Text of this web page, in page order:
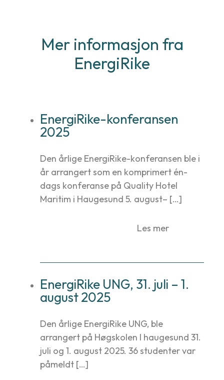
Mer informasjon fra
EnergiRike
EnergiRike-konferansen
2025
Den årlige EnergiRike-konferansen ble i
år arrangert som en komprimert én-
dags konferanse på Quality Hotel
Maritim i Haugesund 5. august– […]
Les mer
EnergiRike UNG, 31. juli – 1.
august 2025
Den årlige EnergiRike UNG, ble
arrangert på Høgskolen I haugesund 31.
juli og 1. august 2025. 36 studenter var
påmeldt […]